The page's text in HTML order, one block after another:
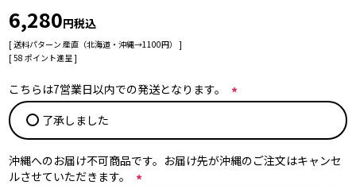
6,280 税込
送料パターン 産直（北海道・沖縄→1100円）
[58 ポイント進呈 ]
こちらは7営業日以内での発送となります。
須
)
了承しました
沖縄へのお届け不可商品です。お届け先が沖縄のご注文はキャンセ
ルさせていただきます。